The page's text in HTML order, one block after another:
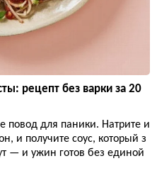
рецепт без варки за 20
повод для паники. Натрите и
и получите соус, который з
— и ужин готов без единой